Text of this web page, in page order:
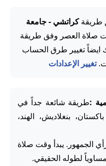
طريقةكراتشي - جامعة
صلاة العصر وفق طريقة
ايضاً تغيير طرق الحساب
تغيير الإعدادات
:طريقة شائعة جداً في
بنغلاديش، الهند،
الجمهور. يبدأ وقت صلاة
لطوله الحقيقي.